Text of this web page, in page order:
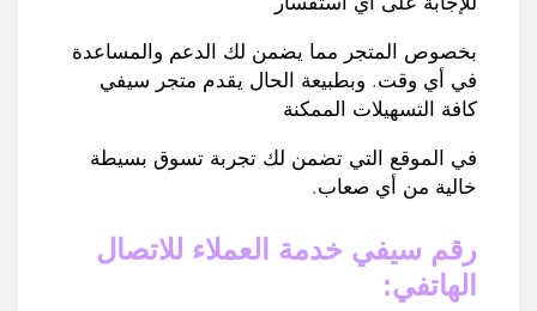
بخصوص المتجر مما يضمن لك الدعم والمساعدة
في أي وقت. وبطبيعة الحال يقدم متجر سيفي
كافة التسهيلات الممكنة
في الموقع التي تضمن لك تجربة تسوق بسيطة
خالية من أي صعاب.
رقم سيفي خدمة العملاء للاتصال
الهاتفي: